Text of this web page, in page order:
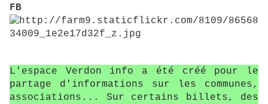
FB
L'espace Verdon info a été créé pour le
partage d'informations sur les communes,
associations... Sur certains billets, des